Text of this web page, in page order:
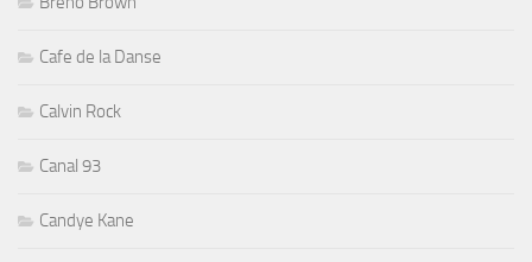
Cafe de la Danse
Calvin Rock
Canal 93
Candye Kane